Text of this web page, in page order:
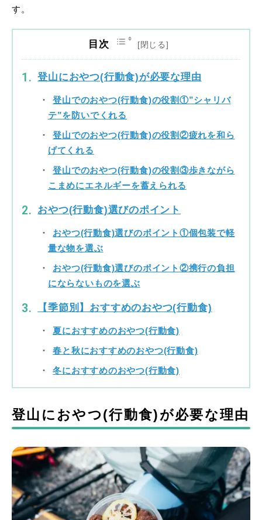
す。
目次
登山におやつ(行動食)が必要な理由
登山でのおやつ(行動食)の役割①”シャリバ
テ”を防いでくれる
登山でのおやつ(行動食)の役割②疲れを和ら
げてくれる
登山でのおやつ(行動食)の役割③歩きながら
こまめにエネルギーを蓄えられる
おやつ(行動食)選びのポイント
おやつ(行動食)選びのポイント①個包装で軽
量な物を選ぶ
おやつ(行動食)選びのポイント②携行の負担
にならないものを選ぶ
【季節別】おすすめのおやつ(行動食)
夏におすすめのおやつ(行動食)
春と秋におすすめのおやつ(行動食)
冬におすすめのおやつ(行動食)
登山におやつ(行動食)が必要な理由